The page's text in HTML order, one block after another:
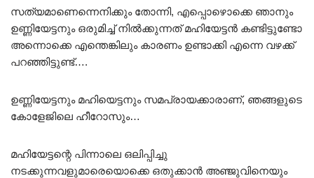
സത്യമാണെന്നെനിക്കും തോന്നി, എപ്പൊഴൊക്കെ ഞാനും
ഉണ്ണിയേട്ടനും ഒരുമിച്ച് നിൽക്കുന്നത് മഹിയേട്ടൻ കണ്ടിട്ടുണ്ടോ
അന്നൊക്കെ എന്തെങ്കിലും കാരണം ഉണ്ടാക്കി എന്നെ വഴക്ക്
പറഞ്ഞിട്ടുണ്ട്….
ഉണ്ണിയേട്ടനും മഹിയെട്ടനും സമപ്രായക്കാരാണ്, ഞങ്ങളുടെ
കോളേജിലെ ഹീറോസും…
മഹിയേട്ടന്റെ പിന്നാലെ ഒലിപ്പിച്ചു
നടക്കുന്നവളുമാരെയൊക്കെ ഒതുക്കാൻ അഞ്ജുവിനെയും